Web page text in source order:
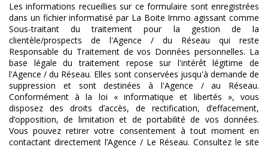
Les informations recueillies sur ce formulaire sont enregistrées
dans un fichier informatisé par La Boite Immo agissant comme
Sous-traitant du traitement pour la gestion de la
clientèle/prospects de l'Agence / du Réseau qui reste
Responsable du Traitement de vos Données personnelles. La
base légale du traitement repose sur l'intérêt légitime de
l'Agence / du Réseau. Elles sont conservées jusqu'à demande de
suppression et sont destinées à l'Agence / au Réseau.
Conformément à la loi « informatique et libertés », vous
disposez des droits d’accès, de rectification, d’effacement,
d’opposition, de limitation et de portabilité de vos données.
Vous pouvez retirer votre consentement à tout moment en
contactant directement l’Agence / Le Réseau. Consultez le site